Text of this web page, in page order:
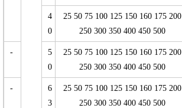
4
0
25 50 75 100 125 150 160 175 200
250 300 350 400 450 500
-
5
0
25 50 75 100 125 150 160 175 200
250 300 350 400 450 500
-
6
3
25 50 75 100 125 150 160 175 200
250 300 350 400 450 500